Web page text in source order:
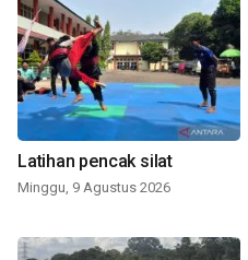
Latihan pencak silat
Minggu, 9 Agustus 2026